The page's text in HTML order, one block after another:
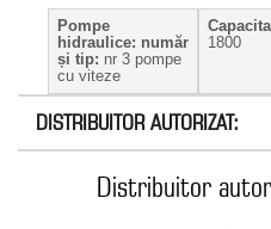
Pompe
hidraulice: număr
și tip: nr 3 pompe
cu viteze
1800
DISTRIBUITOR AUTORIZAT:
Distribuitor